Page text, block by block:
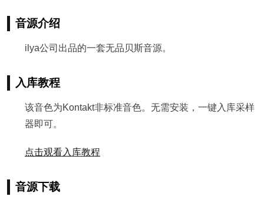
音源介绍
ilya公司出品的一套无品贝斯音源。
入库教程
该音色为Kontakt非标准音色。无需安装，一键入库采样
器即可。
点击观看入库教程
音源下载